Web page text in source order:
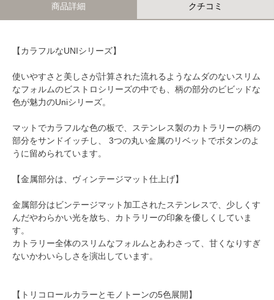
商品詳細 クチコミ
【カラフルなUNIシリーズ】
使いやすさと美しさが計算された流れるようなムダのないスリム
なフォルムのビストロシリーズの中でも、柄の部分のビビッドな
色が魅力のUniシリーズ。
マットでカラフルな色の板で、ステンレス製のカトラリーの柄の
部分をサンドイッチし、 3つの丸い金属のリベットでボタンのよ
うに留められています。
【金属部分は、ヴィンテージマット仕上げ】
金属部分はビンテージマット加工されたステンレスで、少しくす
んだやわらかい光を放ち、カトラリーの印象を優しくしていま
す。
カトラリー全体のスリムなフォルムとあわさって、甘くなりすぎ
ないかわいらしさを演出しています。
【トリコロールカラーとモノトーンの5色展開】